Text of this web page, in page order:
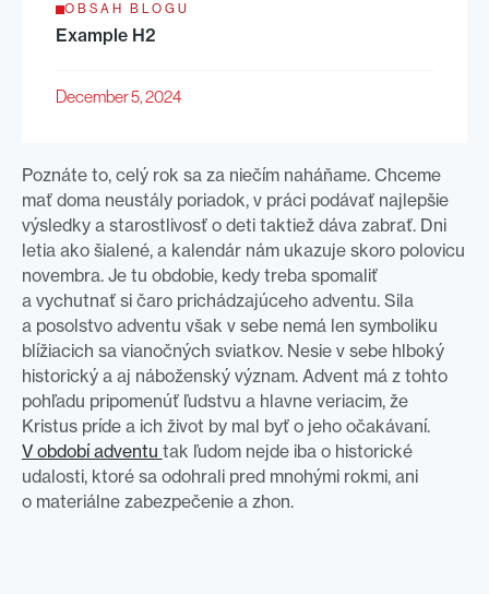
OBSAH BLOGU
Example H2
December 5, 2024
Poznáte to, celý rok sa za niečím naháňame. Chceme
mať doma neustály poriadok, v práci podávať najlepšie
výsledky a starostlivosť o deti taktiež dáva zabrať. Dni
letia ako šialené, a kalendár nám ukazuje skoro polovicu
novembra. Je tu obdobie, kedy treba spomaliť
a vychutnať si čaro prichádzajúceho adventu. Sila
a posolstvo adventu však v sebe nemá len symboliku
blížiacich sa vianočných sviatkov. Nesie v sebe hlboký
historický a aj náboženský význam. Advent má z tohto
pohľadu pripomenúť ľudstvu a hlavne veriacim, že
Kristus príde a ich život by mal byť o jeho očakávaní.
V období adventu tak ľudom nejde iba o historické
udalosti, ktoré sa odohrali pred mnohými rokmi, ani
o materiálne zabezpečenie a zhon.